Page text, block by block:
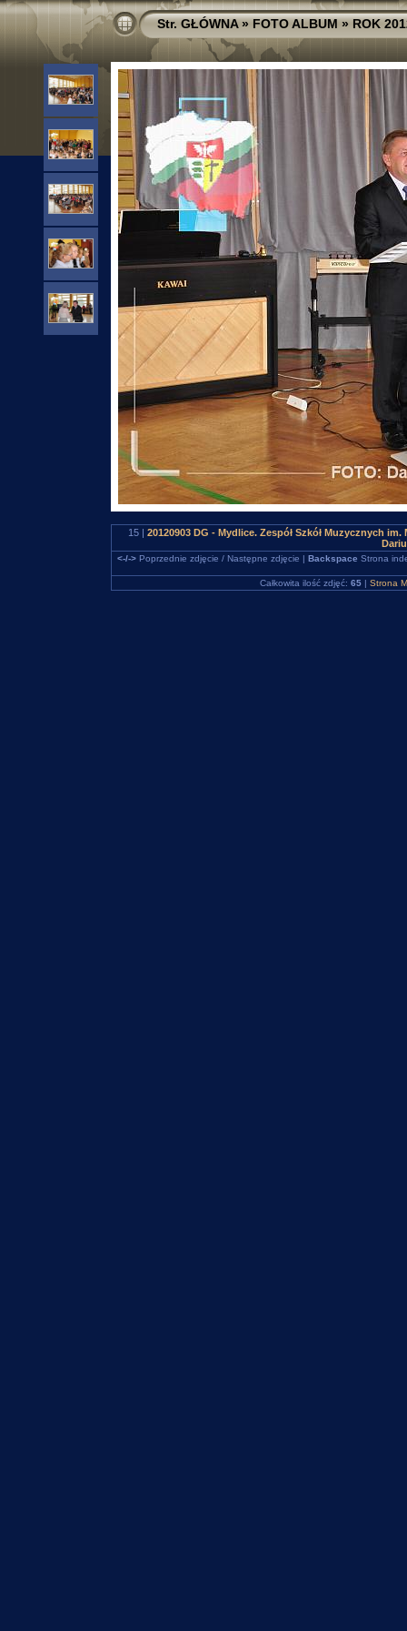
Str. GŁÓWNA»FOTO ALBUM»ROK
15 | 20120903 DG - Mydlice. Zespół Szkół Muzycznych
<-/->Poprzednie zdjęcie / Następne zdjęcie | Backspace Strona
Całkowita ilość zdjęć: 65 | Strona